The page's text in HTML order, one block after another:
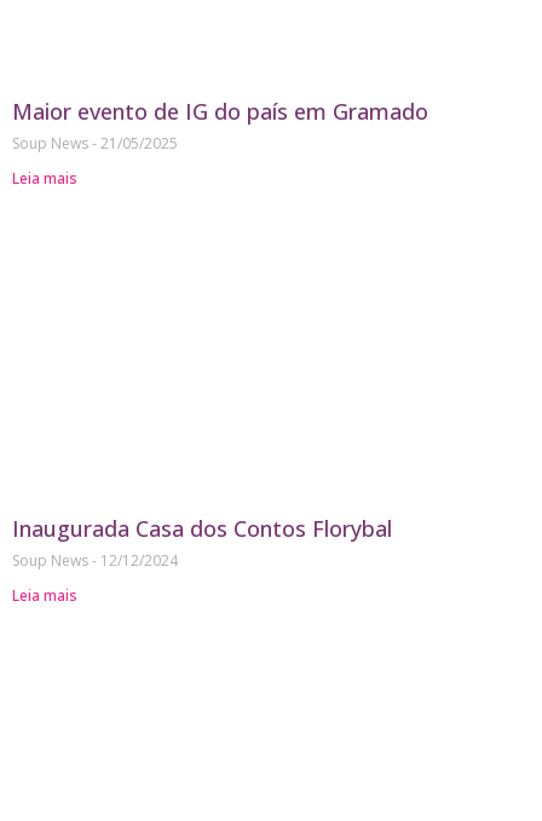
Maior evento de IG do país em Gramado
Soup News 21/05/2025
Leia mais
Inaugurada Casa dos Contos Florybal
Soup News
12/12/2024
Leia mais